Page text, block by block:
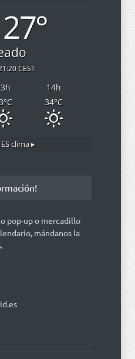
27°
CEST
h 14h
°C 34°C
clima ▸
pop-up o mercadillo
mándanos la